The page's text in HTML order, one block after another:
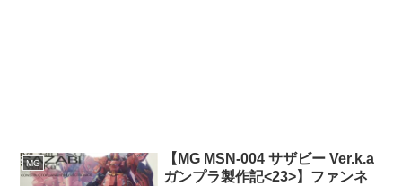
MG
【MG MSN-004 サザビー Ver.k.a
ガンプラ製作記<23>】ファンネ